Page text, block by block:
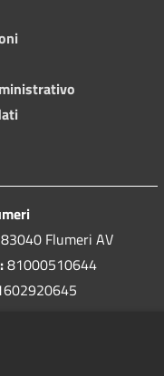
Flumeri AV
81000510644